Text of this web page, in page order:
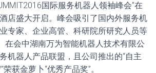
国际服务机器人领袖峰会”在
店盛大开启。峰会吸引了国内外服务机
专家、企业高管、科研院所研究人员等
在会中湖南万为智能机器人技术有限公
机器人产品联盟，且公司推出的“自主
获金萝卜“优秀产品奖”。